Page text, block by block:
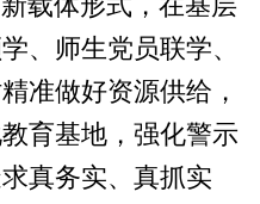
、师生党员联学、
准做好资源供给，
育基地，强化警示
真务实、真抓实